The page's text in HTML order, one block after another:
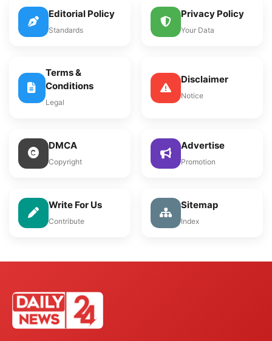
Editorial Policy
Standards
Privacy Policy
Your Data
Terms &
Conditions
Legal
Disclaimer
Notice
DMCA
Copyright
Advertise
Promotion
Write For Us
Contribute
Sitemap
Index